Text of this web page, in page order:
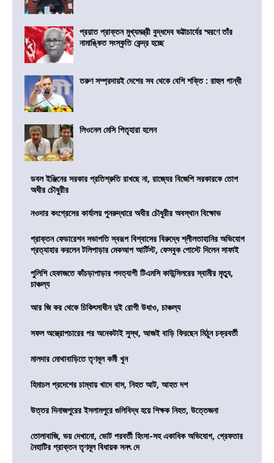
প্রয়াত প্রাক্তন মুখ্যমন্ত্রী বুদ্ধদেব ভট্টাচার্যের স্মরণে তাঁর
নামাঙ্কিত সংস্কৃতি কেন্দ্র হচ্ছে
তরুণ সম্প্রদায়ই দেশের সব থেকে বেশি শক্তি : রাহুল গান্ধী
লিওনেল মেসি পিতৃহারা হলেন
ডবল ইঞ্জিনের সরকার প্রতিশ্রুতি রাখছে না, রাজ্যের বিজেপি সরকারকে তোপ
অধীর চৌধুরীর
নওদার কংগ্রেসের কার্যালয় পুনরুদ্ধারে অধীর চৌধুরীর অবস্থান বিক্ষোভ
প্রাক্তন ফেডারেশন সভাপতি স্বরূপ বিশ্বাসের বিরুদ্ধে শ্লীলতাহানির অভিযোগ
প্রত্যাহার করলেন টলিপাড়ার মেকআপ আর্টিস্ট, ফেসবুক পোস্টে দিলেন সাফাই
পুলিশি হেফাজতে কাঁচড়াপাড়ার পদত্যাগী টিএমসি কাউন্সিলরের স্বামীর মৃত্যু,
চাঞ্চল্য
আর জি কর থেকে চিকিৎসাধীন দুই রোগী উধাও, চাঞ্চল্য
সফল অস্ত্রোপচারের পর অনেকটাই সুস্থ, আজই বাড়ি ফিরছেন মিঠুন চক্রবর্তী
মালদার মোথাবাড়িতে তৃণমূল কর্মী খুন
হিমাচল প্রদেশের চাম্বায় খাদে বাস, নিহত আট, আহত দশ
উত্তর দিনাজপুরের ইসলামপুরে গুলিবিদ্ধ হয়ে শিক্ষক নিহত, উত্তেজনা
তোলাবাজি, ভয় দেখানো, ভোট পরবর্তী হিংসা-সহ একাধিক অভিযোগ, গ্রেফতার
নৈহাটির প্রাক্তন তৃণমূল বিধায়ক সনৎ দে